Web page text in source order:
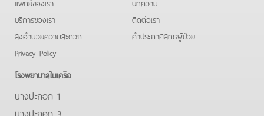
บริการของเรา
สิ่งอำนวยความสะดวก
Privacy Policy
ติดต่อเรา
คําประกาศสิทธิผู้ป่วย
โรงพยาบาลในเครือ
บางปะกอก 1